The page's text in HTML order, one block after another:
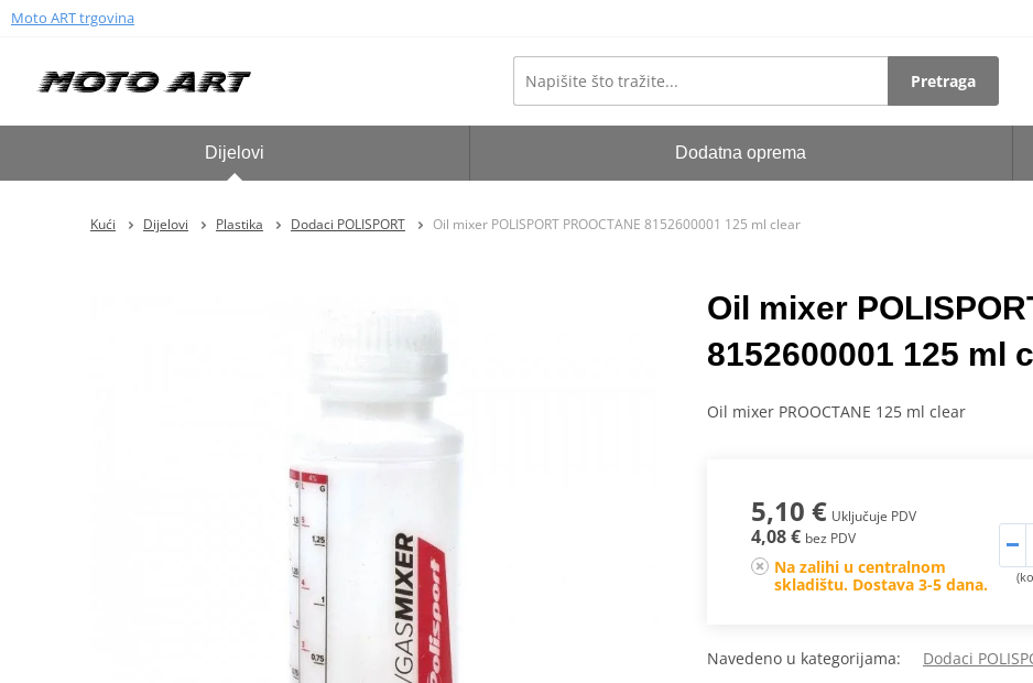
Moto ART trgovina
Pretraga
Dijelovi Dodatna oprema
Kući Dijelovi Plastika Dodaci POLISPORT Oil mixer POLISPORT PROOCTANE 8152600001 125 ml clear
Oil mixer
8152600001 125 ml
Oil mixer PROOCTANE 125 ml clear
5,10 € Uključuje PDV
4,08 € bez PDV
Na zalihi u centralnom
skladištu. Dostava 3-5 dana.
Navedeno u kategorijama: Dodaci